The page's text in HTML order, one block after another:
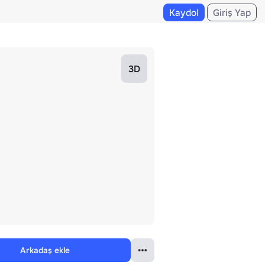
Kaydol Giriş Yap
3D
Arkadaş ekle